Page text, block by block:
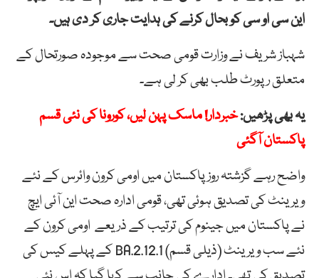
این سی او سی کو بحال کرنے کی ہدایت جاری کر دی ہیں۔
شہباز شریف نے وزارت قومی صحت سے موجودہ صورتحال کے
متعلق رپورٹ طلب بھی کر لی ہے۔
یہ بھی پڑھیں:خبردار! ماسک پہن لیں، کورونا کی نئی قسم
پاکستان آگئی
واضح رہے گزشتہ روز پاکستان میں اومی کرون وائرس کے نئے
ویرینٹ کی تصدیق ہوئی تھی، قومی ادارہ صحت این آئی ایچ
نے پاکستان میں جینوم کی ترتیب کے ذریعے اومی کرون کے
نئے سب ویرینٹ (ذیلی قسم) BA.2.12.1 کے پہلے کیس کی